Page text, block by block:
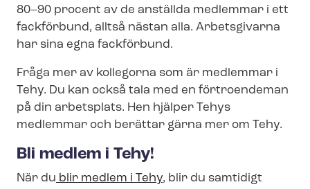
80–90 procent av de anställda medlemmar i ett
fackförbund, alltså nästan alla. Arbetsgivarna
har sina egna fackförbund.
Fråga mer av kollegorna som är medlemmar i
Tehy. Du kan också tala med en förtroendeman
på din arbetsplats. Hen hjälper Tehys
medlemmar och berättar gärna mer om Tehy.
Bli medlem i Tehy!
När du blir medlem i Tehy, blir du samtidigt